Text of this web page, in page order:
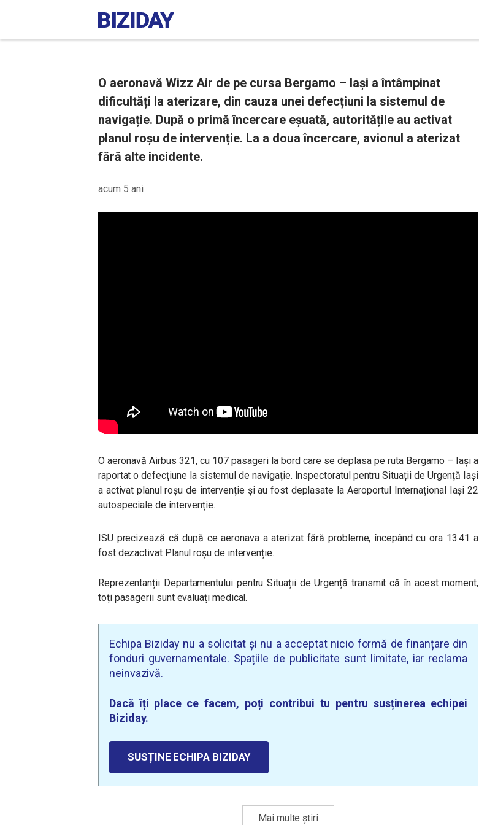
O aeronavă Wizz Air de pe cursa Bergamo – Iași a întâmpinat
dificultăți la aterizare, din cauza unei defecțiuni la sistemul de
navigație. După o primă încercare eșuată, autoritățile au activat
planul roșu de intervenție. La a doua încercare, avionul a aterizat
fără alte incidente.
acum 5 ani
O aeronavă Airbus 321, cu 107 pasageri la bord care se deplasa pe ruta Bergamo – Iași a
raportat o defecțiune la sistemul de navigație. Inspectoratul pentru Situații de Urgență Iași
a activat planul roșu de intervenție și au fost deplasate la Aeroportul Internațional Iași 22
autospeciale de intervenție.
ISU precizează că după ce aeronava a aterizat fără probleme, începând cu ora 13.41 a
fost dezactivat Planul roșu de intervenție.
Reprezentanții Departamentului pentru Situații de Urgență transmit că în acest moment,
toți pasagerii sunt evaluați medical.
Echipa Biziday nu a solicitat și nu a acceptat nicio formă de finanțare din
fonduri guvernamentale. Spațiile de publicitate sunt limitate, iar reclama
neinvazivă.
Dacă îți place ce facem, poți contribui tu pentru susținerea echipei
Biziday.
SUSȚINE ECHIPA BIZIDAY
Mai multe știri